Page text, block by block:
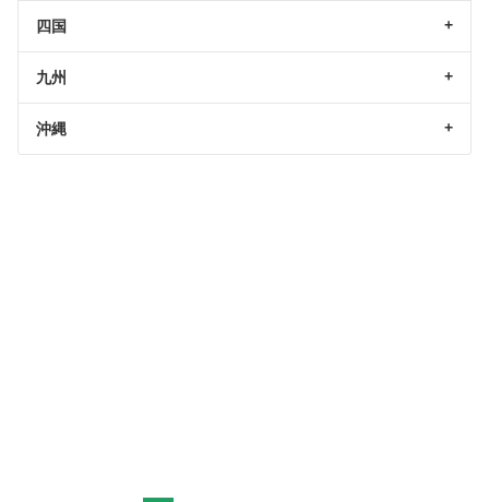
四国
九州
沖縄